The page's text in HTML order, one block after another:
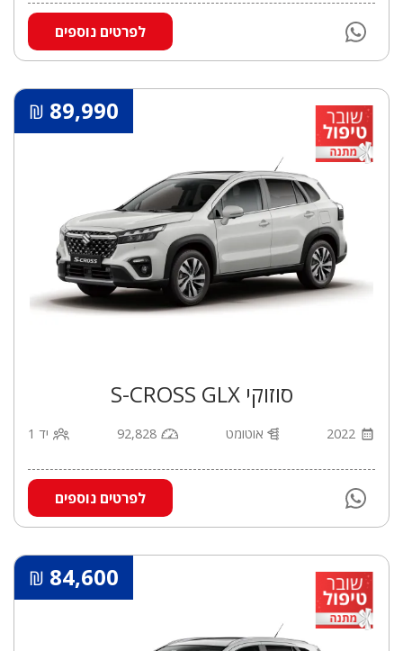
לפרטים נוספים
89,990
₪
סוזוקי S-CROSS GLX
2022 אוטומט 92,828 יד 1
לפרטים נוספים
84,600
₪